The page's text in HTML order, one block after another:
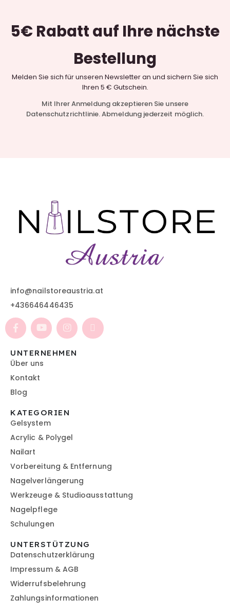
5€ Rabattauf Ihre nächste
Bestellung
Melden Sie sich für unseren Newsletter an und sichern Sie sich
Ihren 5 € Gutschein.
Mit Ihrer Anmeldung akzeptieren Sie unsere
Datenschutzrichtlinie. Abmeldung jederzeit möglich.
info@nailstoreaustria.at
+436646446435
UNTERNEHMEN
Über uns
Kontakt
Blog
KATEGORIEN
Gelsystem
Acrylic & Polygel
Nailart
Vorbereitung & Entfernung
Nagelverlängerung
Werkzeuge & Studioausstattung
Nagelpflege
Schulungen
UNTERSTÜTZUNG
Datenschutzerklärung
Impressum & AGB
Widerrufsbelehrung
Zahlungsinformationen